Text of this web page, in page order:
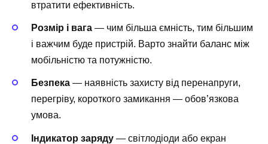
втратити ефективність.
Розмір і вага — чим більша ємність, тим більшим
і важчим буде пристрій. Варто знайти баланс між
мобільністю та потужністю.
Безпека — наявність захисту від перенапруги,
перегріву, короткого замикання — обов’язкова
умова.
Індикатор заряду — світлодіоди або екран